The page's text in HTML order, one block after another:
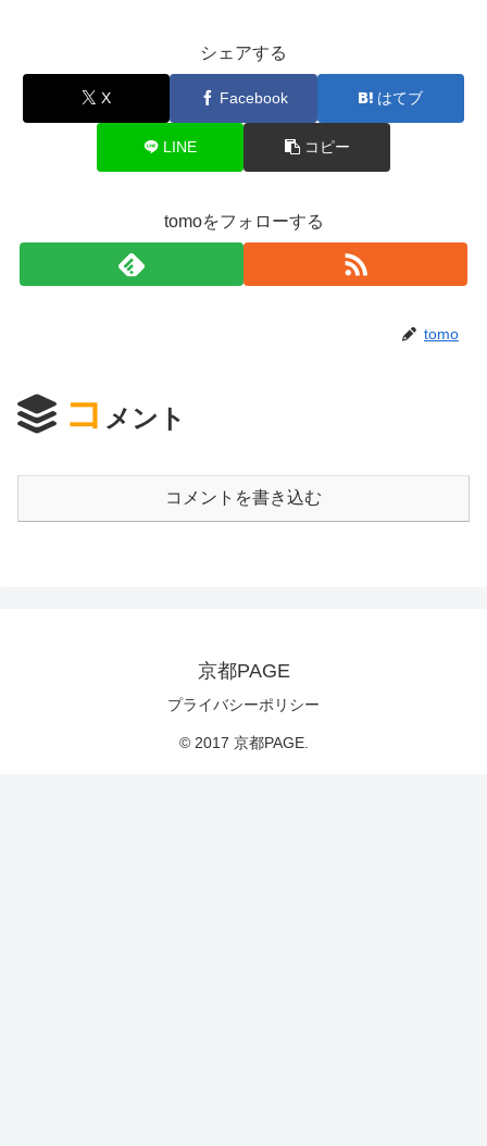
シェアする
X Facebook はてブ
LINE コピー
tomoをフォローする
tomo
コ メント
コメントを書き込む
京都PAGE
プライバシーポリシー
© 2017 京都PAGE.